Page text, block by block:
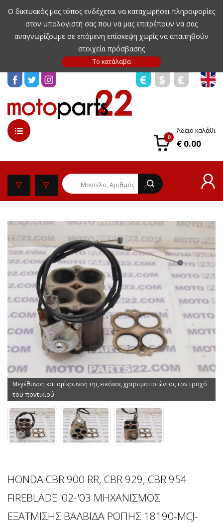
Ο δικτυακός μας τόπος ενδέχεται να καταχωρήσει πληροφορίες
στον υπολογιστή σας που να μας επιτρέπουν να σας
αναγνωρίζουμε σε επόμενη επίσκεψη χωρίς να απαιτηθούν
στοιχεία πρόσβασης
0
Άδειο καλάθι
€ 0.00
Μεγέθυνση και σμίκρυνση της εικόνας χρησιμοποιώντας τον τροχό
του ποντικιού
HONDA CBR 900 RR, CBR 929, CBR 954
FIREBLADE '02-'03 ΜΗΧΑΝΙΣΜΟΣ
ΕΞΑΤΜΙΣΗΣ ΒΑΛΒΙΔΑ ΡΟΠΗΣ 18190-MCJ-